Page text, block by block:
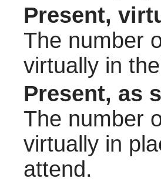
Present,
The number
virtually in
Present, as
The number
virtually in
attend.